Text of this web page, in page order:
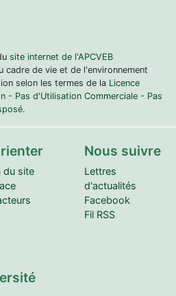
site internet de l'APCVEB
de vie et de l'environnement
selon les termes de la Licence
- Pas d'Utilisation Commerciale - Pas
du site
Nous suivre
Lettres
d'actualités
Facebook
Fil RSS